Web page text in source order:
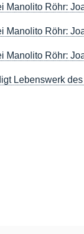
Manolito Röhr:
Manolito Röhr:
Manolito Röhr:
Lebenswerk